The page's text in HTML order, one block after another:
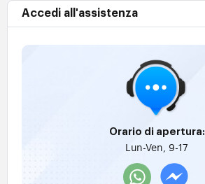
Accedi all'assistenza
Orario di apertura:
Lun-Ven, 9-17